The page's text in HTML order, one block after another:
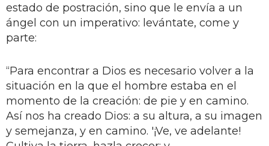
estado de postración, sino que le envía a un
ángel con un imperativo: levántate, come y
parte:
“Para encontrar a Dios es necesario volver a la
situación en la que el hombre estaba en el
momento de la creación: de pie y en camino.
Así nos ha creado Dios: a su altura, a su imagen
y semejanza, y en camino. '¡Ve, ve adelante!